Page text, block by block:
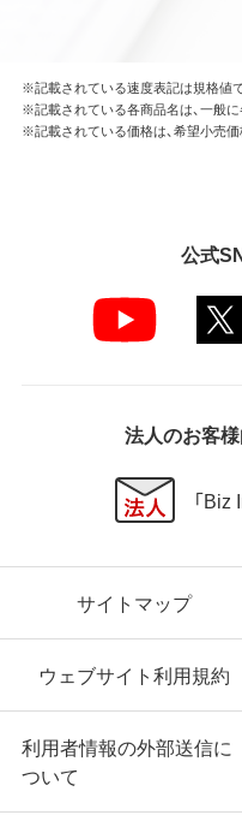
※記載されている速度表記は規格値
※記載されている各商品名は、一般
※記載されている価格は、希望小売価
公式
法人のお客
「
サイトマップ
ウェブサイト利用規約
利用者情報の外部送信に
ついて